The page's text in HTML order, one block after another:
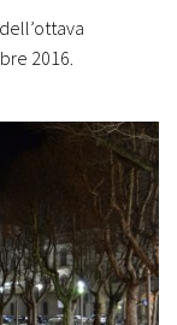
2016.